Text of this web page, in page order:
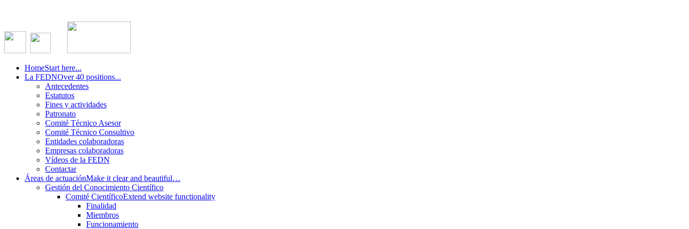
HomeStart here...
La FEDNOver 40 positions...
Antecedentes
Estatutos
Fines y actividades
Patronato
Comité Técnico Asesor
Comité Técnico Consultivo
Entidades colaboradoras
Empresas colaboradoras
Vídeos de la FEDN
Contactar
Áreas de actuaciónMake it clear and beautiful…
Gestión del Conocimiento Científico
Comité CientíficoExtend website functionality
Finalidad
Miembros
Funcionamiento